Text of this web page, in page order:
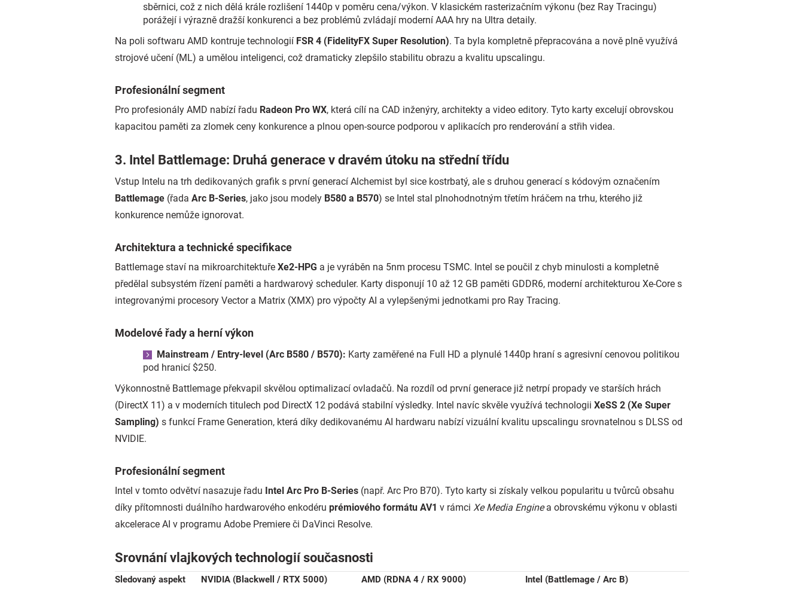
sběrnici, což z nich dělá krále rozlišení 1440p v poměru cena/výkon. V klasickém rasterizačním výkonu (bez Ray Tracingu)
porážejí i výrazně dražší konkurenci a bez problémů zvládají moderní AAA hry na Ultra detaily.
Na poli softwaru AMD kontruje technologií FSR 4 (FidelityFX Super Resolution). Ta byla kompletně přepracována a nově plně využívá
strojové učení (ML) a umělou inteligenci, což dramaticky zlepšilo stabilitu obrazu a kvalitu upscalingu.
Profesionální segment
Pro profesionály AMD nabízí řadu Radeon Pro WX, která cílí na CAD inženýry, architekty a video editory. Tyto karty excelují obrovskou
kapacitou paměti za zlomek ceny konkurence a plnou open-source podporou v aplikacích pro renderování a střih videa.
3. Intel Battlemage: Druhá generace v dravém útoku na střední třídu
Vstup Intelu na trh dedikovaných grafik s první generací Alchemist byl sice kostrbatý, ale s druhou generací s kódovým označením
Battlemage (řada Arc B-Series, jako jsou modely B580 a B570) se Intel stal plnohodnotným třetím hráčem na trhu, kterého již
konkurence nemůže ignorovat.
Architektura a technické specifikace
Battlemage staví na mikroarchitektuře Xe2-HPG a je vyráběn na 5nm procesu TSMC. Intel se poučil z chyb minulosti a kompletně
předělal subsystém řízení paměti a hardwarový scheduler. Karty disponují 10 až 12 GB paměti GDDR6, moderní architekturou Xe-Core s
integrovanými procesory Vector a Matrix (XMX) pro výpočty AI a vylepšenými jednotkami pro Ray Tracing.
Modelové řady a herní výkon
Mainstream / Entry-level (Arc B580 / B570): Karty zaměřené na Full HD a plynulé 1440p hraní s agresivní cenovou politikou
pod hranicí $250.
Výkonnostně Battlemage překvapil skvělou optimalizací ovladačů. Na rozdíl od první generace již netrpí propady ve starších hrách
(DirectX 11) a v moderních titulech pod DirectX 12 podává stabilní výsledky. Intel navíc skvěle využívá technologii XeSS 2 (Xe Super
Sampling) s funkcí Frame Generation, která díky dedikovanému AI hardwaru nabízí vizuální kvalitu upscalingu srovnatelnou s DLSS od
NVIDIE.
Profesionální segment
Intel v tomto odvětví nasazuje řadu Intel Arc Pro B-Series (např. Arc Pro B70). Tyto karty si získaly velkou popularitu u tvůrců obsahu
díky přítomnosti duálního hardwarového enkodéru prémiového formátu AV1 v rámci Xe Media Enginea obrovskému výkonu v oblasti
akcelerace AI v programu Adobe Premiere či DaVinci Resolve.
Srovnání vlajkových technologií současnosti
Sledovaný aspekt NVIDIA (Blackwell / RTX 5000) AMD (RDNA 4 / RX 9000) Intel (Battlemage / Arc B)